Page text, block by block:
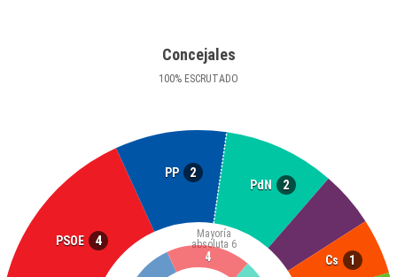
Concejales
100% ESCRUTADO
PSOE 4
PP 2
PdN 2
Cs 1
Mayoría
absoluta 6
4